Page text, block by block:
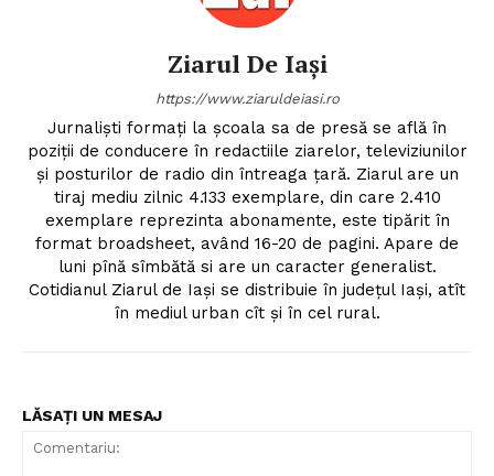
Ziarul De Iași
https://www.ziaruldeiasi.ro
Jurnalişti formaţi la şcoala sa de presă se află în
poziţii de conducere în redactiile ziarelor, televiziunilor
şi posturilor de radio din întreaga ţară. Ziarul are un
tiraj mediu zilnic 4.133 exemplare, din care 2.410
exemplare reprezinta abonamente, este tipărit în
format broadsheet, având 16-20 de pagini. Apare de
luni pînă sîmbătă si are un caracter generalist.
Cotidianul Ziarul de Iaşi se distribuie în judeţul Iaşi, atît
în mediul urban cît şi în cel rural.
LĂSAȚI UN MESAJ